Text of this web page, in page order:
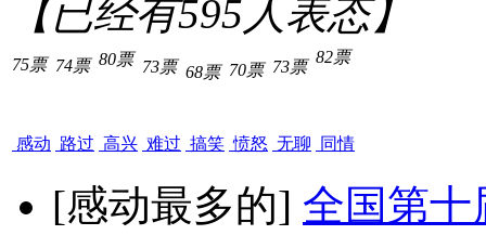
【已经有595人表态】
75票
感动
74票
路过
80票
高兴
73票
难过
68票
搞笑
70票
愤怒
73票
无聊
82票
同情
[感动最多的] 全国第十